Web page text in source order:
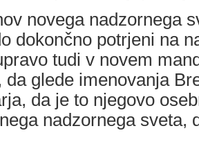
novega nadzornega
dokončno potrjeni na
tudi v novem
da glede imenovanja
da je to njegovo
nadzornega sveta,